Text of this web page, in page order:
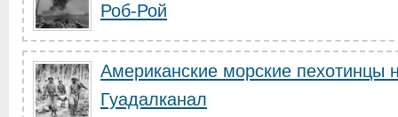
Роб-Рой
Американские морские пехотинцы
Гуадалканал